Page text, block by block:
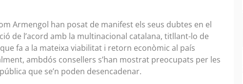
Armengol han posat de manifest els seus dubtes en el
de l’acord amb la multinacional catalana, titllant-lo de
fa a la mateixa viabilitat i retorn econòmic al país
ambdós consellers s’han mostrat preocupats per les
que se’n poden desencadenar.